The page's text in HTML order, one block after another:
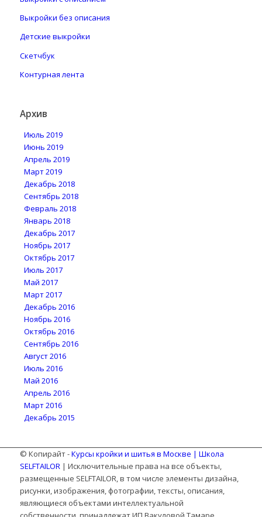
Выкройки без описания
Детские выкройки
Скетчбук
Контурная лента
Архив
Июль 2019
Июнь 2019
Апрель 2019
Март 2019
Декабрь 2018
Сентябрь 2018
Февраль 2018
Январь 2018
Декабрь 2017
Ноябрь 2017
Октябрь 2017
Июль 2017
Май 2017
Март 2017
Декабрь 2016
Ноябрь 2016
Октябрь 2016
Сентябрь 2016
Август 2016
Июль 2016
Май 2016
Апрель 2016
Март 2016
Декабрь 2015
© Копирайт -Курсы кройки и шитья в Москве | Школа
SELFTAILOR| Исключительные права на все объекты,
размещенные SELFTAILOR, в том числе элементы дизайна,
рисунки, изображения, фотографии, тексты, описания,
являющиеся объектами интеллектуальной